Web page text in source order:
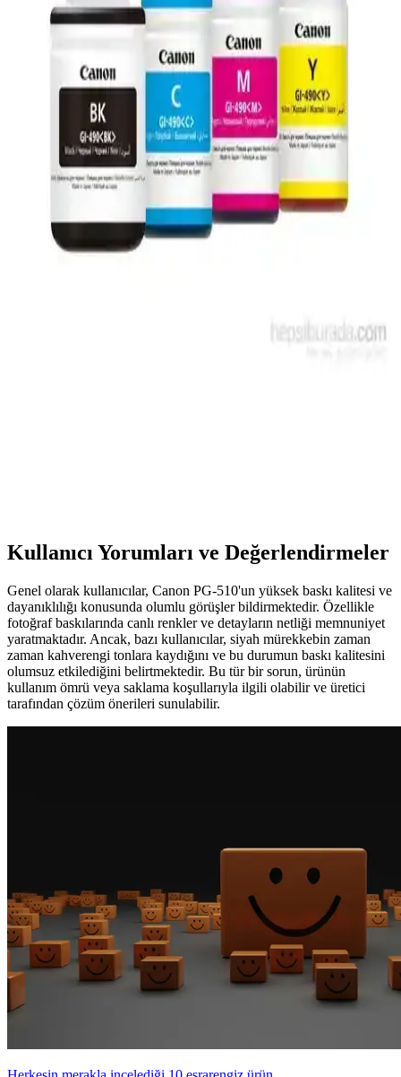
Canon 3010 Yazıcı İncelemesi: Kompakt ve
Ekonomik Ofis Baskı Çözümü
Canon 3010 yazıcı, kompakt tasarımı, yüksek baskı kalitesi ve
uygun maliyetiyle ev ve küçük ofis kullanımı için ideal bir baskı
çözümü sunuyor. Kullanıcı dostu özellikleriyle dikkat çekiyor.
Canon MG2551S: Ekonomik ve Çok Fonksiyonlu
Yazıcı Çözümü Ev ve Küçük Ofisler İçin
Canon MG2551S, ev ve küçük ofisler için ekonomik, çok
fonksiyonlu yazıcıdır. Yüksek baskı kalitesi, hızlı performans ve
kolay kullanım sunarak günlük işlerinizi kolaylaştırır.
Canon Yazıcılarda Kağıt Sıkışmadığı Halde Kağıt
hatasının nedenleri sensör arızaları, kağıt besleme sorunları ve
yazılım hatalarıdır. Bu rehberde etkili çözüm ve önleyici adımlar
Kullanıcı Yorumları ve Değerlendirmeler
Genel olarak kullanıcılar, Canon PG-510'un yüksek baskı kalitesi ve
dayanıklılığı konusunda olumlu görüşler bildirmektedir. Özellikle
fotoğraf baskılarında canlı renkler ve detayların netliği memnuniyet
yaratmaktadır. Ancak, bazı kullanıcılar, siyah mürekkebin zaman
zaman kahverengi tonlara kaydığını ve bu durumun baskı kalitesini
olumsuz etkilediğini belirtmektedir. Bu tür bir sorun, ürünün
kullanım ömrü veya saklama koşullarıyla ilgili olabilir ve üretici
tarafından çözüm önerileri sunulabilir.